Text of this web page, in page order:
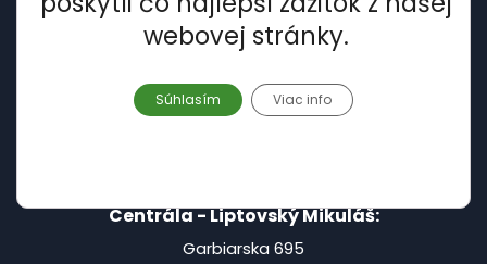
Centrála - Liptovský Mikuláš:
Garbiarska 695
webovej stránky.
Súhlasím Viac info